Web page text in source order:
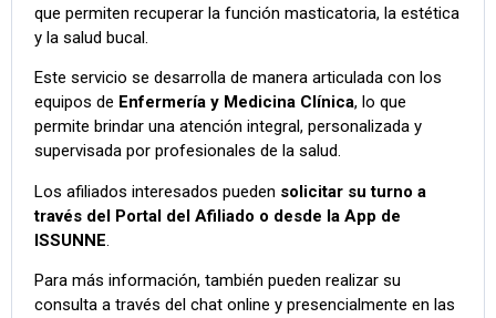
que permiten recuperar la función masticatoria, la estética
y la salud bucal.
Este servicio se desarrolla de manera articulada con los
equipos de Enfermería y Medicina Clínica, lo que
permite brindar una atención integral, personalizada y
supervisada por profesionales de la salud.
Los afiliados interesados pueden solicitar su turno a
través del Portal del Afiliado o desde la App de
ISSUNNE.
Para más información, también pueden realizar su
consulta a través del chat online y presencialmente en las